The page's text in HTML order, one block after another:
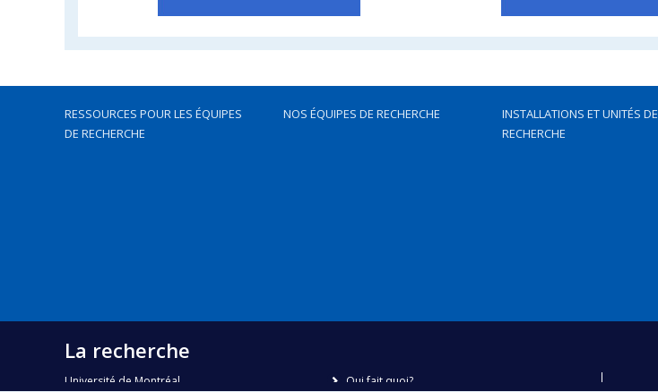
RESSOURCES POUR LES ÉQUIPES
DE RECHERCHE
NOS ÉQUIPES DE RECHERCHE
INSTALLATIONS ET UNITÉS DE
RECHERCHE
La recherche
Université de Montréal
Qui fait quoi?